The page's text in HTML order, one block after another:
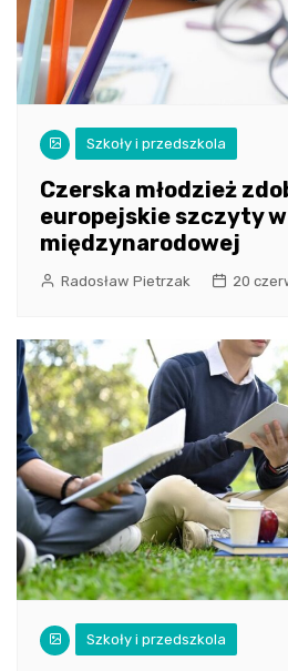
Szkoły i przedszkola
Czerska młodzież
europejskie szczyty
międzynarodowej
Radosław Pietrzak 20
Szkoły i przedszkola